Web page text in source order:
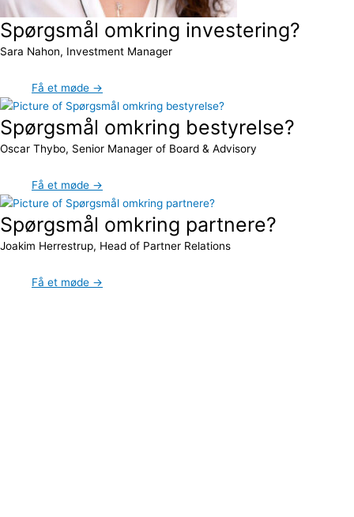
Spørgsmål omkring investering?
Sara Nahon, Investment Manager
Få et møde →
Spørgsmål omkring bestyrelse?
Oscar Thybo, Senior Manager of Board & Advisory
Få et møde →
Spørgsmål omkring partnere?
Joakim Herrestrup, Head of Partner Relations
Få et møde →